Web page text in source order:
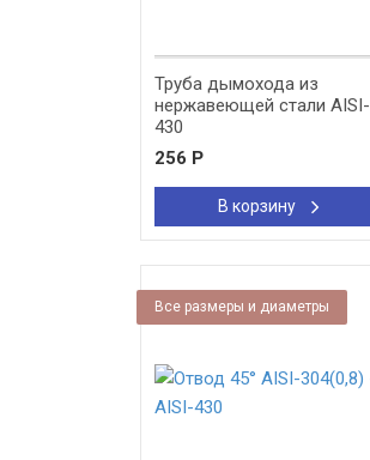
Труба дымохода из
нержавеющей стали AISI-
430
256 Р
В корзину
Все размеры и диаметры